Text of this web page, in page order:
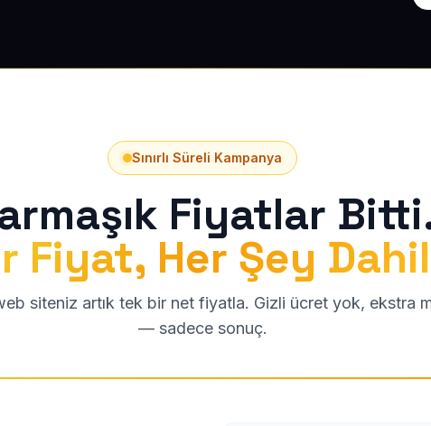
Sınırlı Süreli Kampanya
Fiyatlar
Fiyat, Her Şey
siteniz artık tek bir net fiyatla. Gizli ücret yok, ekstra
— sadece sonuç.